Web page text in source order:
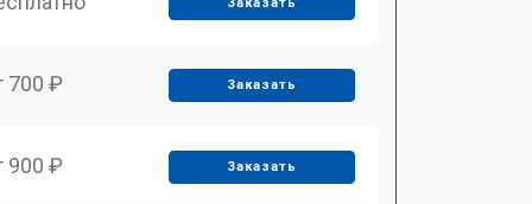
700 ₽ Заказать
900 ₽ Заказать